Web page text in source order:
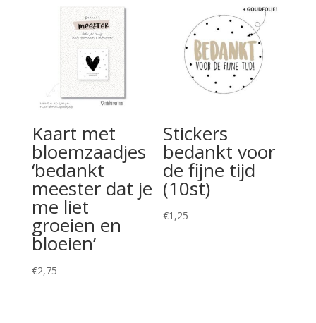
Kaart met
bloemzaadjes
‘bedankt
meester dat je
me liet
groeien en
bloeien’
€2,75
Stickers
bedankt voor
de fijne tijd
(10st)
€1,25